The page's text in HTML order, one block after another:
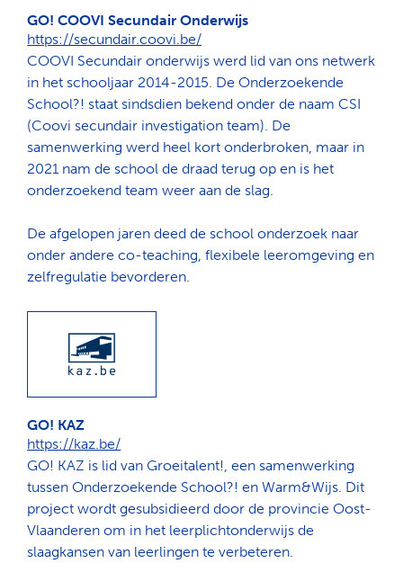
GO! COOVI Secundair Onderwijs
https://secundair.coovi.be/
COOVI Secundair onderwijs werd lid van ons netwerk
in het schooljaar 2014-2015. De Onderzoekende
School?! staat sindsdien bekend onder de naam CSI
(Coovi secundair investigation team). De
samenwerking werd heel kort onderbroken, maar in
2021 nam de school de draad terug op en is het
onderzoekend team weer aan de slag.
De afgelopen jaren deed de school onderzoek naar
onder andere co-teaching, flexibele leeromgeving en
zelfregulatie bevorderen.
GO! KAZ
https://kaz.be/
GO! KAZ is lid van Groeitalent!, een samenwerking
tussen Onderzoekende School?! en Warm&Wijs. Dit
project wordt gesubsidieerd door de provincie Oost-
Vlaanderen om in het leerplichtonderwijs de
slaagkansen van leerlingen te verbeteren.